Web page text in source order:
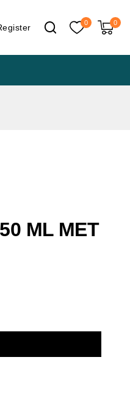
0 0
ML MET